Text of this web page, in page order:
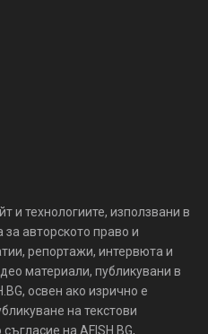
и технологиите, използвани в
за авторското право и
репортажи, интервюта и
материали, публикувани в
освен ако изрично е
на текстови
на AFISH.BG,